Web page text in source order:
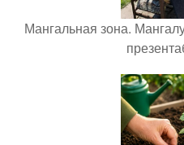
Мангальная зона.